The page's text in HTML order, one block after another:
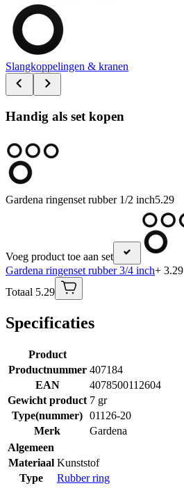
Slangkoppelingen & kranen
Handig als set kopen
Gardena ringenset rubber 1/2 inch5.29
Voeg product toe aan set
Gardena ringenset rubber 3/4 inch+ 3.29
Totaal 5.29
Specificaties
Product
Productnummer 407184
EAN
4078500112604
Gewicht product 7 gr
Type(nummer) 01126-20
Merk
Gardena
Algemeen
Materiaal Kunststof
Type
Rubber ring